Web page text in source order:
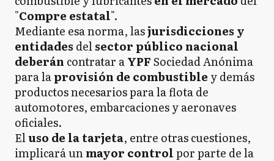
"Compre estatal".
Mediante esa norma, lasjurisdicciones y
entidades delsector público nacional
deberán contratar aYPFSociedad Anónima
para laprovisión de combustible y demás
productos necesarios para la flota de
automotores, embarcaciones y aeronaves
oficiales.
Eluso de la tarjeta, entre otras cuestiones,
implicará unmayor controlpor parte de la